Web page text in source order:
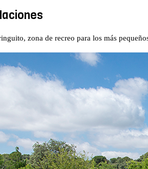
zona de recreo para los más